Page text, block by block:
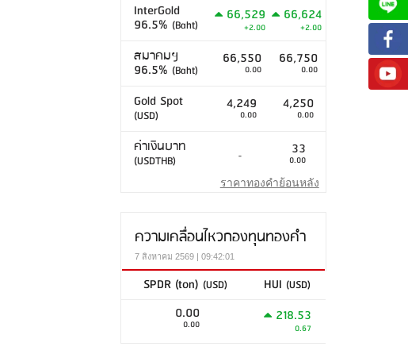
InterGold
96.5% (Baht)
66,529
+2.00
66,624
+2.00
สมาคมฯ
96.5% (Baht)
66,550
0.00
66,750
0.00
Gold Spot
(USD)
4,249
0.00
4,250
0.00
ค่าเงินบาท
(USDTHB) - 33
0.00
ราคาทองคำย้อนหลัง
ความเคลื่อนไหวกองทุนทองคำ
7 สิงหาคม 2569 | 09:42:01
SPDR (ton) (USD) HUI (USD)
0.00
0.00 218.53
0.67